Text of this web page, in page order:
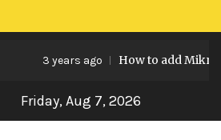
3 years ago How to add Mikrotik
Friday, Aug 7, 2026